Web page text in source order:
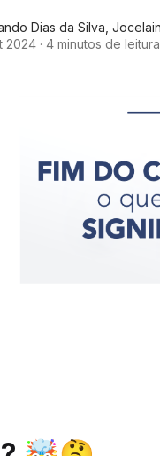
Dias da Silva
2024 · 4 minutos de leitura